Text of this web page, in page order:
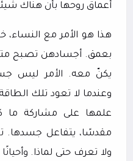
أعماق روحها بأن هناك
هذا هو الأمر مع النساء،
بعمق. أجسادهن تصبح
يكنّ معه. الأمر ليس
وعندما لا تعود تلك
علمها على مشاركة ما
مقدسًا، يتفاعل جسدها.
ولا تعرف حتى لماذا.